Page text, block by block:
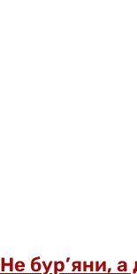
Не бур’яни, а